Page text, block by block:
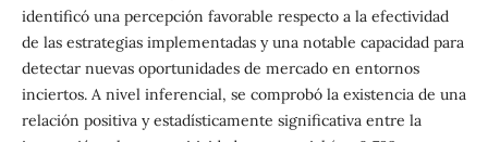
identificó una percepción favorable respecto a la efectividad
de las estrategias implementadas y una notable capacidad para
detectar nuevas oportunidades de mercado en entornos
inciertos. A nivel inferencial, se comprobó la existencia de una
relación positiva y estadísticamente significativa entre la